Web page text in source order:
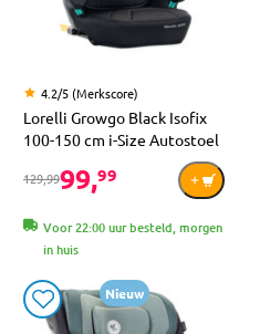
4.2/5 (Merkscore)
Lorelli Growgo Black Isofix
100-150 cm i-Size Autostoel
129,9999,99
Voor 22:00 uur besteld, morgen
in huis
Nieuw